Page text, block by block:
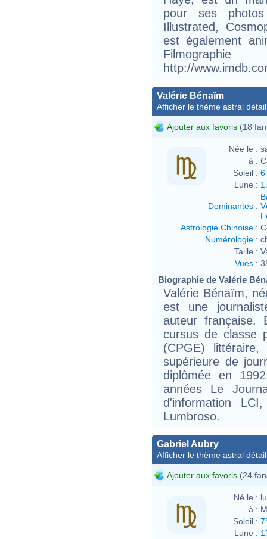
pour ses
Illustrated,
est également
http://
Valérie Bénaïm
Afficher le thème astral
Ajouter aux favoris (18
Née le :
à :
Soleil :
Lune :
Dominantes :
Astrologie Chinoise :
Numérologie :
Taille :
Vues :
Biographie de Valérie
Valérie Bénaïm,
est une
auteur française.
cursus de classe
(CPGE)
supérieure de
diplômée en
années Le
d'information
Lumbroso.
Gabriel Aubry
Afficher le thème astral
Ajouter aux favoris (24
Né le :
à :
Soleil :
Lune :